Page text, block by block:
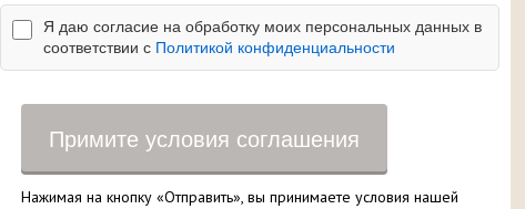
Я даю согласие на обработку моих персональных данных в
соответствии с Политикой конфиденциальности
Примите условия соглашения
Нажимая на кнопку «Отправить», вы принимаете условия нашей